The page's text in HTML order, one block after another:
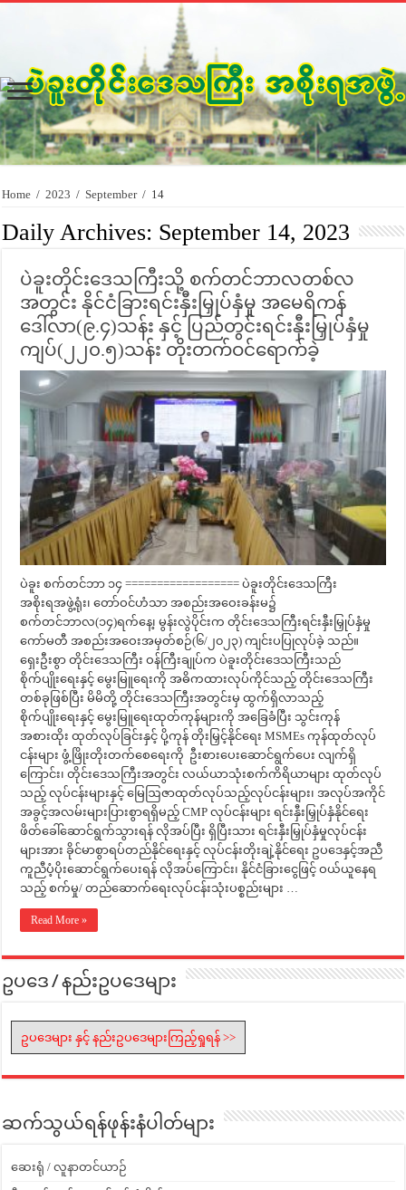
Home / 2023 / September / 14
Daily Archives: September 14, 2023
ပဲခူးတိုင်းဒေသကြီးသို့ စက်တင်ဘာလတစ်လ
အတွင်း နိုင်ငံခြားရင်းနှီးမြှုပ်နှံမှု အမေရိကန်
ဒေါ်လာ(၉.၄)သန်း နှင့် ပြည်တွင်းရင်းနှီးမြှုပ်နှံမှု
ကျပ်(၂၂၀.၅)သန်း တိုးတက်ဝင်ရောက်ခဲ့
ပဲခူး စက်တင်ဘာ ၁၄ ================== ပဲခူးတိုင်းဒေသကြီး
အစိုးရအဖွဲ့ရုံး၊ တော်ဝင်ဟံသာ အစည်းအဝေးခန်းမ၌
စက်တင်ဘာလ(၁၄)ရက်နေ့၊ မွန်းလွဲပိုင်းက တိုင်းဒေသကြီးရင်းနှီးမြှုပ်နှံမှု
ကော်မတီ အစည်းအဝေးအမှတ်စဉ်(၆/၂၀၂၃) ကျင်းပပြုလုပ်ခဲ့ သည်။
ရှေးဦးစွာ တိုင်းဒေသကြီး ဝန်ကြီးချုပ်က ပဲခူးတိုင်းဒေသကြီးသည်
စိုက်ပျိုးရေးနှင့် မွေးမြူရေးကို အဓိကထားလုပ်ကိုင်သည့် တိုင်းဒေသကြီး
တစ်ခုဖြစ်ပြီး မိမိတို့ တိုင်းဒေသကြီးအတွင်းမှ ထွက်ရှိလာသည့်
စိုက်ပျိုးရေးနှင့် မွေးမြူရေးထုတ်ကုန်များကို အခြေခံပြီး သွင်းကုန်
အစားထိုး ထုတ်လုပ်ခြင်းနှင့် ပို့ကုန် တိုးမြှင့်နိုင်ရေး MSMEs ကုန်ထုတ်လုပ်
ငန်းများ ဖွံ့ဖြိုးတိုးတက်စေရေးကို ဦးစားပေးဆောင်ရွက်ပေး လျက်ရှိ
ကြောင်း၊ တိုင်းဒေသကြီးအတွင်း လယ်ယာသုံးစက်ကိရိယာများ ထုတ်လုပ်
သည့် လုပ်ငန်းများနှင့် မြေဩဇာထုတ်လုပ်သည့်လုပ်ငန်းများ၊ အလုပ်အကိုင်
အခွင့်အလမ်းများပြားစွာရရှိမည့် CMP လုပ်ငန်းများ ရင်းနှီးမြှုပ်နှံနိုင်ရေး
ဖိတ်ခေါ်ဆောင်ရွက်သွားရန် လိုအပ်ပြီး ရှိပြီးသား ရင်းနှီးမြှုပ်နှံမှုလုပ်ငန်း
များအား ခိုင်မာစွာရပ်တည်နိုင်ရေးနှင့် လုပ်ငန်းတိုးချဲ့နိုင်ရေး ဥပဒေနှင့်အညီ
ကူညီပံ့ပိုးဆောင်ရွက်ပေးရန် လိုအပ်ကြောင်း၊ နိုင်ငံခြားငွေဖြင့် ဝယ်ယူနေရ
သည့် စက်မှု/ တည်ဆောက်ရေးလုပ်ငန်းသုံးပစ္စည်းများ …
Read More »
ဥပဒေ / နည်းဥပဒေများ
ဥပဒေများ နှင့် နည်းဥပဒေများကြည့်ရှုရန် >>
ဆက်သွယ်ရန်ဖုန်းနံပါတ်များ
ဆေးရုံ / လူနာတင်ယာဉ်